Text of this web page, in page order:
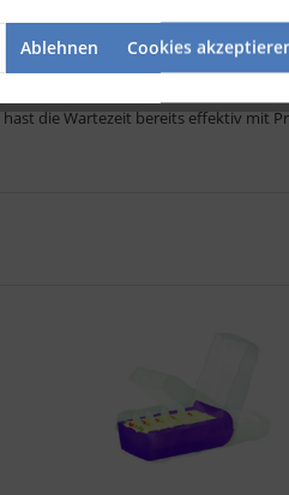
Lernkarten auch prima unterwegs in
die Wartezeit bereits effektiv mit
Ablehnen Cookies